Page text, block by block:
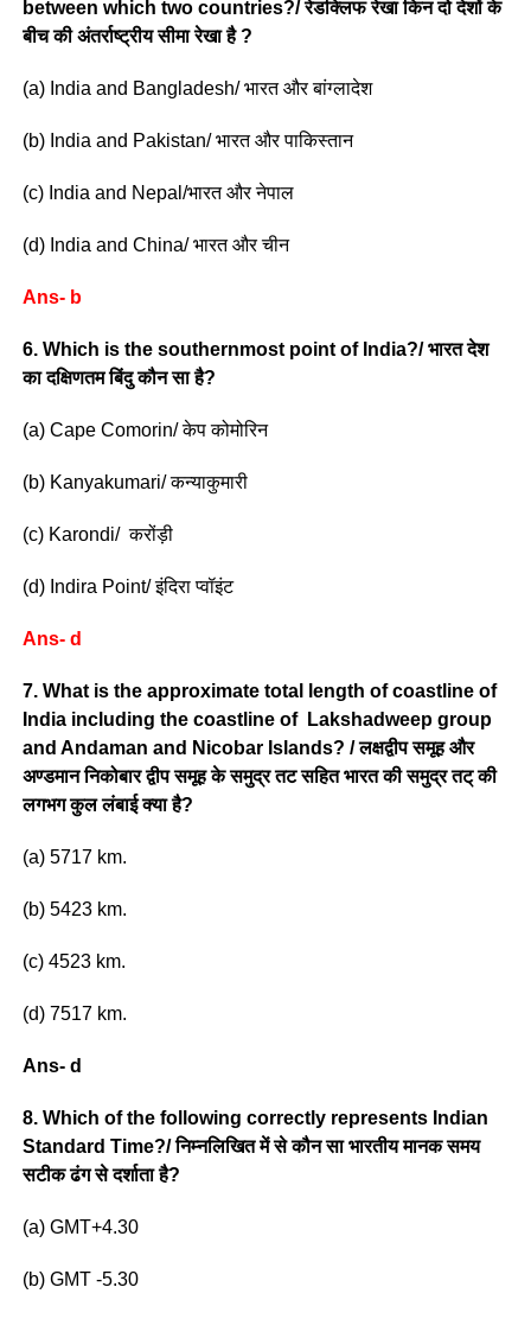
between which two countries?/ रेडक्लिफ रेखा किन दो देशों के
बीच की अंतर्राष्ट्रीय सीमा रेखा है ?
(a) India and Bangladesh/ भारत और बांग्लादेश
(b) India and Pakistan/ भारत और पाकिस्तान
(c) India and Nepal/भारत और नेपाल
(d) India and China/ भारत और चीन
Ans- b
6. Which is the southernmost point of India?/ भारत देश
का दक्षिणतम बिंदु कौन सा है?
(a) Cape Comorin/ केप कोमोरिन
(b) Kanyakumari/ कन्याकुमारी
(c) Karondi/ करोंड़ी
(d) Indira Point/ इंदिरा प्वॉइंट
Ans- d
7. What is the approximate total length of coastline of
India including the coastline of Lakshadweep group
and Andaman and Nicobar Islands? / लक्षद्वीप समूह और
अण्डमान निकोबार द्वीप समूह के समुद्र तट सहित भारत की समुद्र तट् की
लगभग कुल लंबाई क्या है?
(a) 5717 km.
(b) 5423 km.
(c) 4523 km.
(d) 7517 km.
Ans- d
8. Which of the following correctly represents Indian
Standard Time?/ निम्नलिखित में से कौन सा भारतीय मानक समय
सटीक ढंग से दर्शाता है?
(a) GMT+4.30
(b) GMT -5.30